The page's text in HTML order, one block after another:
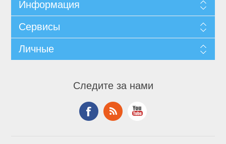
Информация
Сервисы
Личные
Следите за нами